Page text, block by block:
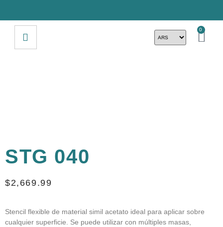
0
STG 040
$2,669.99
Stencil flexible de material simil acetato ideal para aplicar sobre
cualquier superficie. Se puede utilizar con múltiples masas,